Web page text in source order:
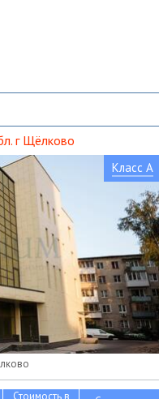
г Щёлково
Класс A
Стоимость в